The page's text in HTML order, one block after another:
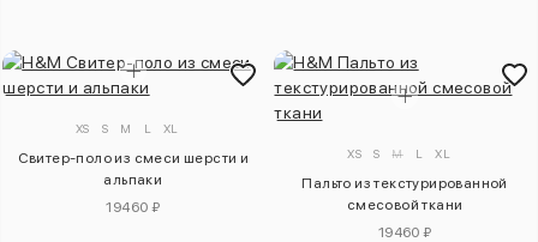
XS S M L XL
Свитер-поло из смеси шерсти и
альпаки
19460 ₽
XS S M L XL
Пальто из текстурированной
смесовой ткани
19460 ₽